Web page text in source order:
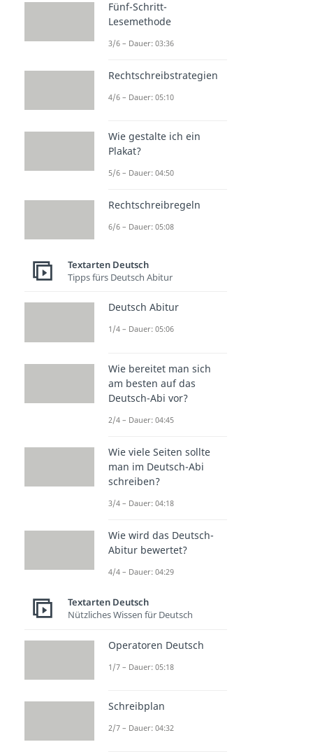
Dramatik
Dauer: 03:56
Fünf-Schritt-
Lesemethode
3/6 – Dauer: 03:36
Rechtschreibstrategien
4/6 – Dauer: 05:10
Wie gestalte ich ein
Plakat?
5/6 – Dauer: 04:50
Rechtschreibregeln
6/6 – Dauer: 05:08
Textarten Deutsch
Tipps fürs Deutsch Abitur
Deutsch Abitur
1/4 – Dauer: 05:06
Wie bereitet man sich
am besten auf das
Deutsch-Abi vor?
2/4 – Dauer: 04:45
Wie viele Seiten sollte
man im Deutsch-Abi
schreiben?
3/4 – Dauer: 04:18
Wie wird das Deutsch-
Abitur bewertet?
4/4 – Dauer: 04:29
Textarten Deutsch
Nützliches Wissen für Deutsch
Operatoren Deutsch
1/7 – Dauer: 05:18
Schreibplan
2/7 – Dauer: 04:32